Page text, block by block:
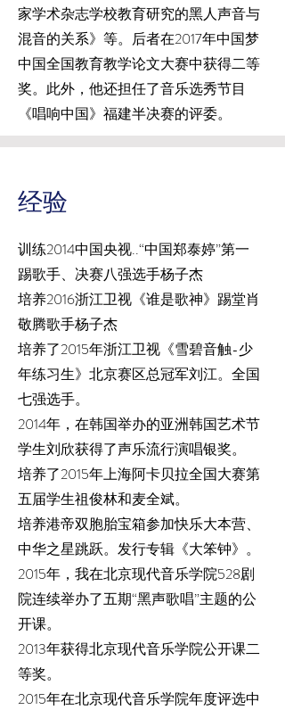
家学术杂志学校教育研究的黑人声音与
混音的关系》等。后者在2017年中国梦
中国全国教育教学论文大赛中获得二等
奖。此外，他还担任了音乐选秀节目
《唱响中国》福建半决赛的评委。
经验
训练2014中国央视..“中国郑泰婷”第一
踢歌手、决赛八强选手杨子杰
培养2016浙江卫视《谁是歌神》踢堂肖
敬腾歌手杨子杰
培养了2015年浙江卫视《雪碧音触-少
年练习生》北京赛区总冠军刘江。全国
七强选手。
2014年，在韩国举办的亚洲韩国艺术节
学生刘欣获得了声乐流行演唱银奖。
培养了2015年上海阿卡贝拉全国大赛第
五届学生祖俊林和麦全斌。
培养港帝双胞胎宝箱参加快乐大本营、
中华之星跳跃。发行专辑《大笨钟》。
2015年，我在北京现代音乐学院528剧
院连续举办了五期“黑声歌唱”主题的公
开课。
2013年获得北京现代音乐学院公开课二
等奖。
2015年在北京现代音乐学院年度评选中